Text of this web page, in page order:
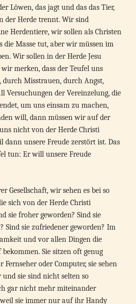
Löwen, das jagt und das das Tier,
der Herde trennt. Wir sind
Herdentiere, wir sollen als Christen
Masse tut, aber wir müssen im
Wir sollen in der Herde Jesu
merken, dass der Teufel uns
Misstrauen, durch Angst,
Versuchungen der Vereinzelung, die
um uns einsam zu machen,
will, dann müssen wir auf der
nicht von der Herde Christi
dann unsere Freude zerstört ist. Das
tun: Er will unsere Freude
Gesellschaft, wir sehen es bei so
sich von der Herde Christi
sie froher geworden? Sind sie
Sind sie zufriedener geworden? Im
und vor allen Dingen die
Sie sitzen oft genug
oder Computer, sie sehen
sie sind nicht selten so
gar nicht mehr miteinander
sie immer nur auf ihr Handy